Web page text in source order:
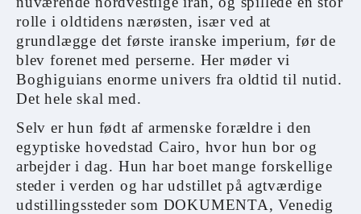
rolle i oldtidens nærøsten, især ved at
grundlægge det første iranske imperium, før de
blev forenet med perserne. Her møder vi
Boghiguians enorme univers fra oldtid til nutid.
Det hele skal med.
Selv er hun født af armenske forældre i den
egyptiske hovedstad Cairo, hvor hun bor og
arbejder i dag. Hun har boet mange forskellige
steder i verden og har udstillet på agtværdige
udstillingssteder som DOKUMENTA, Venedig